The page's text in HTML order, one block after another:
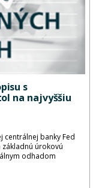
s
na najvyššiu
centrálnej banky Fed
úrokovú
odhadom